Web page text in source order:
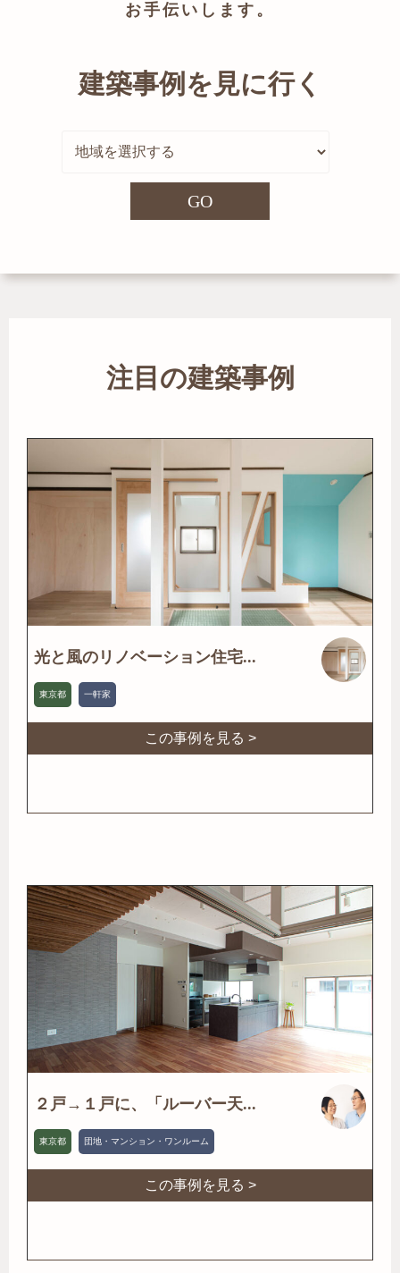
お手伝いします。
建築事例を見に行く
GO
注目の建築事例
光と風のリノベーション住宅...
東京都 一軒家
この事例を見る >
２戸→１戸に、「ルーバー天...
東京都 団地・マンション・ワンルーム
この事例を見る >